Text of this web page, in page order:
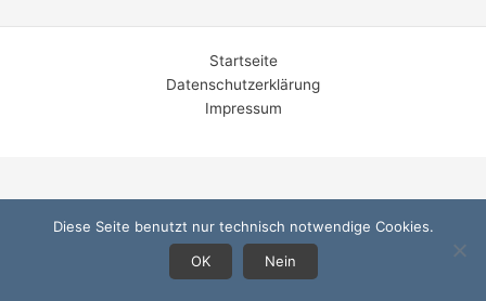
Startseite
Datenschutzerklärung
Impressum
Diese Seite benutzt nur technisch notwendige Cookies.
OK
Nein